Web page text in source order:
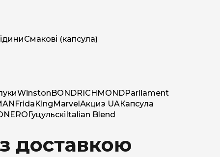
Смакові (капсула)
WinstonBONDRICHMONDParliament
FridaKingMarvelАкциз UAКапсула
NEROГуцульскіItalian Blend
доставкою